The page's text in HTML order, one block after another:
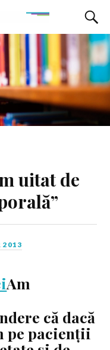
uitat de
2013
Am
că dacă
pe pacienții